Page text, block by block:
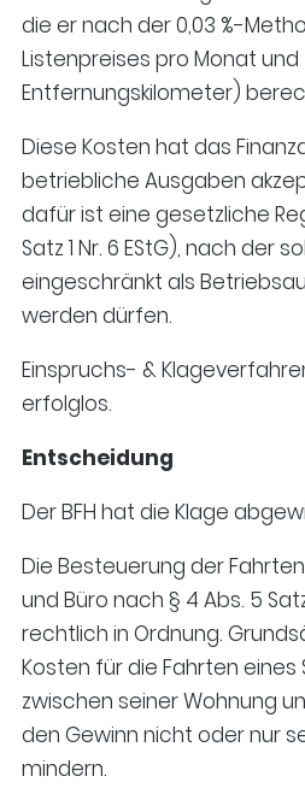
die er nach der 0,03 %-
Listenpreises pro Monat und
Entfernungskilometer)
Diese Kosten hat das
betriebliche Ausgaben
dafür ist eine gesetzliche
Satz 1 Nr. 6 EStG), nach der
eingeschränkt als
werden dürfen.
Einspruchs- &
erfolglos.
Entscheidung
Der BFH hat die Klage
Die Besteuerung der
und Büro nach § 4 Abs. 5 Satz
rechtlich in Ordnung.
Kosten für die Fahrten eines
zwischen seiner Wohnung
den Gewinn nicht oder nur
mindern.